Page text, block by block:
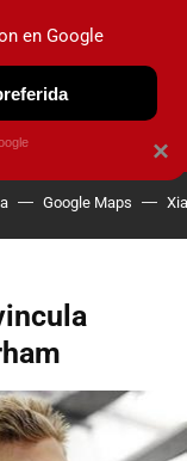
Google Maps
×
en Google